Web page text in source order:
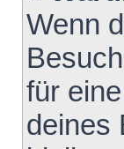
Wenn
für
deines